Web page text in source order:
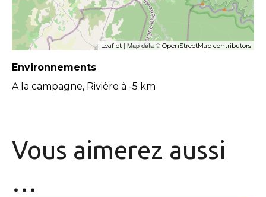
Leaflet | Map data © OpenStreetMap contributors
Environnements
A la campagne, Rivière à -5 km
Vous aimerez aussi
…